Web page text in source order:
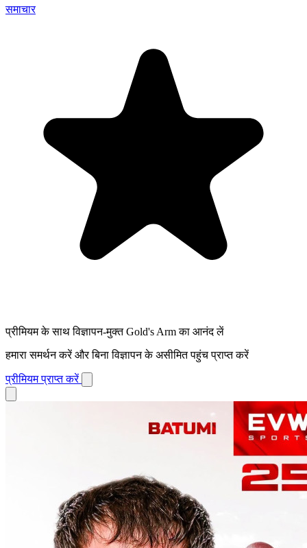
समाचार
प्रीमियम के साथ विज्ञापन-मुक्त Gold's Arm का आनंद लें
हमारा समर्थन करें और बिना विज्ञापन के असीमित पहुंच प्राप्त करें
प्रीमियम प्राप्त करें